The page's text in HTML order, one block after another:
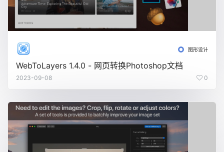
图形设计
WebToLayers 1.4.0 - 网页转换Photoshop文档
2023-09-08 0